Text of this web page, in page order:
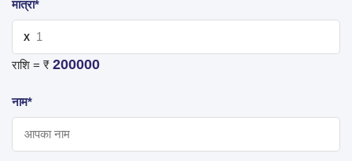
मात्रा*
X
राशि = ₹ 200000
नाम*